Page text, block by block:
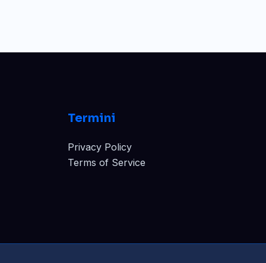
Termini
Privacy Policy
Terms of Service